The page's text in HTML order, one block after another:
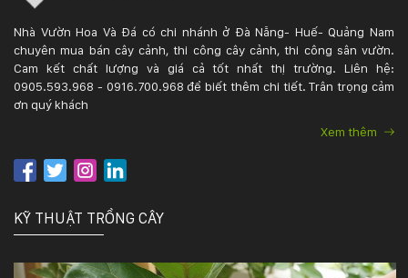
Nhà Vườn Hoa Và Đá có chi nhánh ở Đà Nẵng- Huế- Quảng Nam
chuyên mua bán cây cảnh, thi công cây cảnh, thi công sân vườn.
Cam kết chất lượng và giá cả tốt nhất thị trường. Liên hệ:
0905.593.968 - 0916.700.968 để biết thêm chi tiết. Trân trọng cảm
ơn quý khách
Xem thêm
KỸ THUẬT TRỒNG CÂY